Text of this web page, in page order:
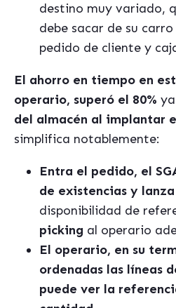
destino muy variado,
debe sacar de su
pedido de cliente y
El ahorro en tiempo en
operario, superó el 80%
del almacén al implantar
simplifica notablemente:
Entra el pedido, el
de existencias y lanza
disponibilidad de
picking al operario
El operario, en su
ordenadas las líneas
puede ver la